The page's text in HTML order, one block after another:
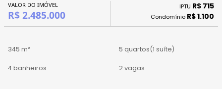
VALOR DO IMÓVEL
R$ 2.485.000
IPTU R$ 715
Condomínio R$ 1.100
345 m² 5 quartos(1 suíte)
4 banheiros 2 vagas